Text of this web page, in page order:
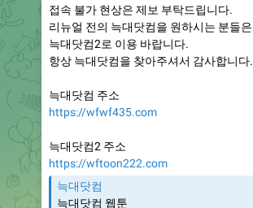
접속 불가 현상은 제보 부탁드립니다.
리뉴얼 전의 늑대닷컴을 원하시는 분들은
늑대닷컴2로 이용 바랍니다.
항상 늑대닷컴을 찾아주셔서 감사합니다.
늑대닷컴 주소
https://wfwf435.com
늑대닷컴2 주소
https://wftoon222.com
늑대닷컴
늑대닷컴 웹툰